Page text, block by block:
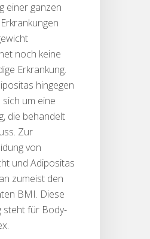
einer ganzen
noch keine
Erkrankung.
hingegen
um eine
die behandelt
Zur
von
und Adipositas
zumeist den
BMI. Diese
steht für Body-